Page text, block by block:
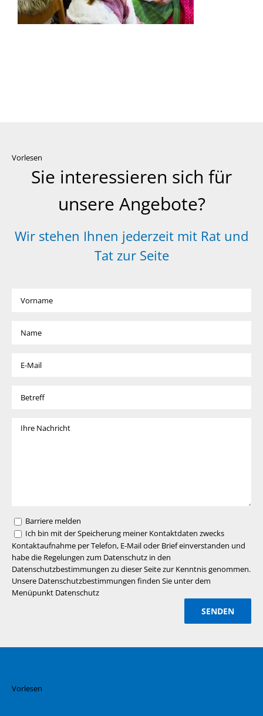
Vorlesen
Sie interessieren sich für
unsere Angebote?
Wir stehen Ihnen jederzeit mit Rat und
Tat zur Seite
Barriere melden
Ich bin mit der Speicherung meiner Kontaktdaten zwecks
Kontaktaufnahme per Telefon, E-Mail oder Brief einverstanden und
habe die Regelungen zum Datenschutz in den
Datenschutzbestimmungen zu dieser Seite zur Kenntnis genommen.
Unsere Datenschutzbestimmungen finden Sie unter dem
Menüpunkt Datenschutz
Vorlesen